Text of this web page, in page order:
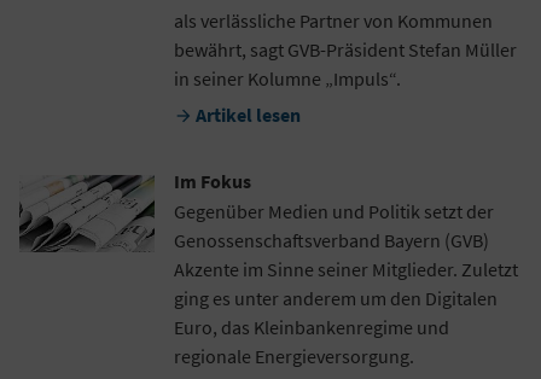
als verlässliche Partner von Kommunen
bewährt, sagt GVB-Präsident Stefan Müller
in seiner Kolumne „Impuls“.
 Artikel lesen
Im Fokus
Gegenüber Medien und Politik setzt der
Genossenschaftsverband Bayern (GVB)
Akzente im Sinne seiner Mitglieder. Zuletzt
ging es unter anderem um den Digitalen
Euro, das Kleinbankenregime und
regionale Energieversorgung.